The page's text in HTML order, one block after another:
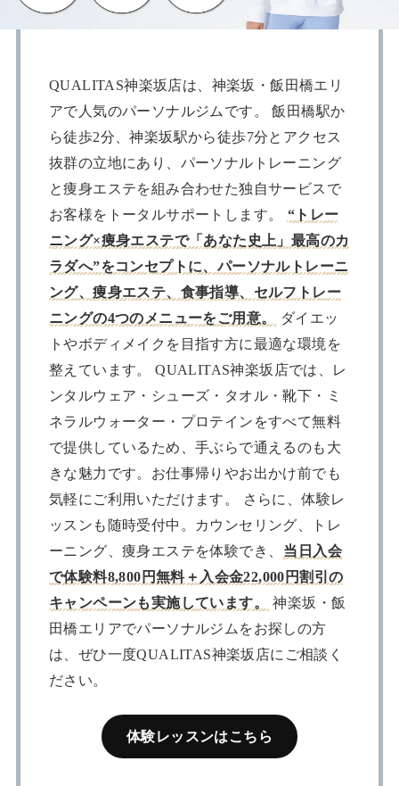
QUALITAS神楽坂店は、神楽坂・飯田橋エリ
アで人気のパーソナルジムです。 飯田橋駅か
ら徒歩2分、神楽坂駅から徒歩7分とアクセス
抜群の立地にあり、パーソナルトレーニング
と痩身エステを組み合わせた独自サービスで
お客様をトータルサポートします。 “トレー
ニング×痩身エステで「あなた史上」最高のカ
ラダへ”をコンセプトに、パーソナルトレーニ
ング、痩身エステ、食事指導、セルフトレー
ニングの4つのメニューをご用意。
ダイエッ
トやボディメイクを目指す方に最適な環境を
整えています。 QUALITAS神楽坂店では、レ
ンタルウェア・シューズ・タオル・靴下・ミ
ネラルウォーター・プロテインをすべて無料
で提供しているため、手ぶらで通えるのも大
きな魅力です。お仕事帰りやお出かけ前でも
気軽にご利用いただけます。 さらに、体験レ
ッスンも随時受付中。カウンセリング、トレ
ーニング、痩身エステを体験でき、 当日入会
で体験料8,800円無料＋入会金22,000円割引の
キャンペーンも実施しています。
神楽坂・飯
田橋エリアでパーソナルジムをお探しの方
は、ぜひ一度QUALITAS神楽坂店にご相談く
ださい。
体験レッスンはこちら